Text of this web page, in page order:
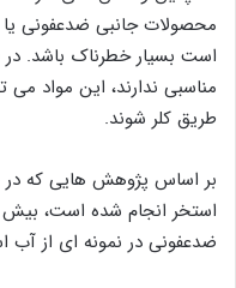
است بسیار خطرناک باشد.
مناسبی ندارند، این مواد می
طریق کلر شوند.
بر اساس پژوهش هایی که
ضدعفونی در نمونه ای از آب